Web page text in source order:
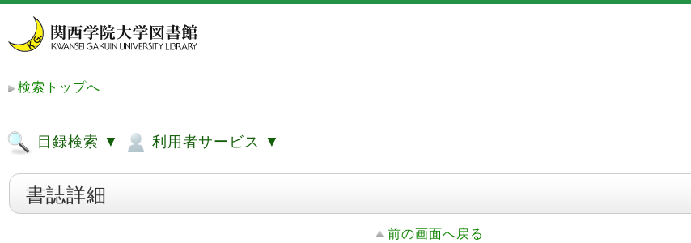
検索トップへ
目録検索 ▼ 利用者サービス ▼
書誌詳細
前の画面へ戻る